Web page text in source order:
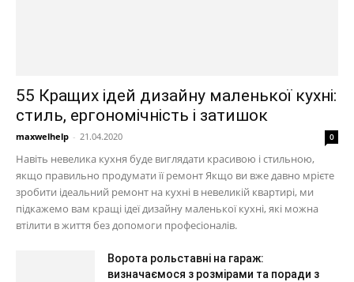
55 Кращих ідей дизайну маленької кухні:
стиль, ергономічність і затишок
maxwelhelp - 21.04.2020 0
Навіть невелика кухня буде виглядати красивою і стильною,
якщо правильно продумати її ремонт Якщо ви вже давно мрієте
зробити ідеальний ремонт на кухні в невеликій квартирі, ми
підкажемо вам кращі ідеї дизайну маленької кухні, які можна
втілити в життя без допомоги професіоналів.
Ворота рольставні на гараж:
визначаємося з розмірами та поради з